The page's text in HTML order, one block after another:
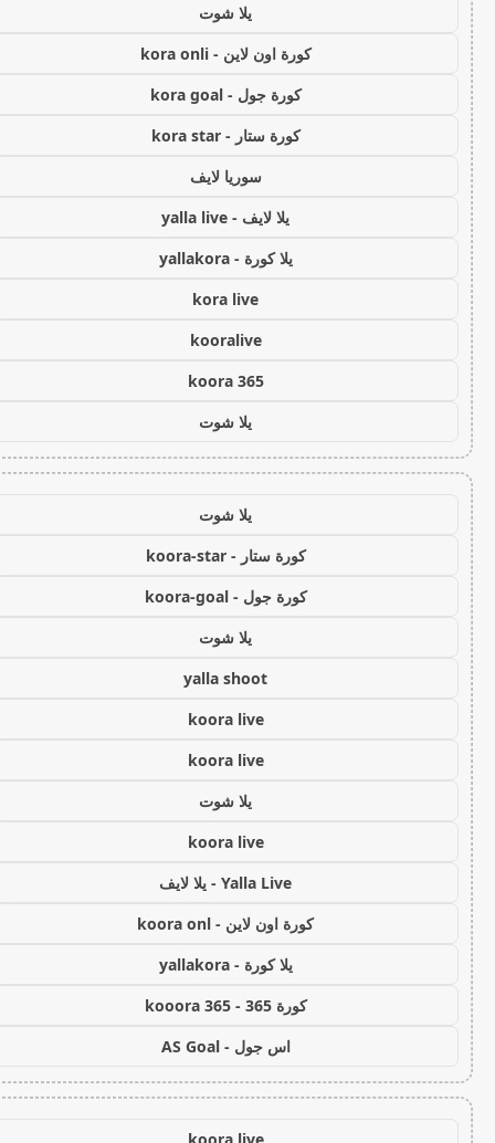
يلا شوت
كورة اون لاين - kora onli
كورة جول - kora goal
كورة ستار - kora star
سوريا لايف
يلا لايف - yalla live
يلا كورة - yallakora
kora live
kooralive
koora 365
يلا شوت
يلا شوت
كورة ستار - koora-star
كورة جول - koora-goal
يلا شوت
yalla shoot
koora live
koora live
يلا شوت
koora live
Yalla Live - يلا لايف
كورة اون لاين - koora onl
يلا كورة - yallakora
كورة 365 - kooora 365
اس جول - AS Goal
koora live